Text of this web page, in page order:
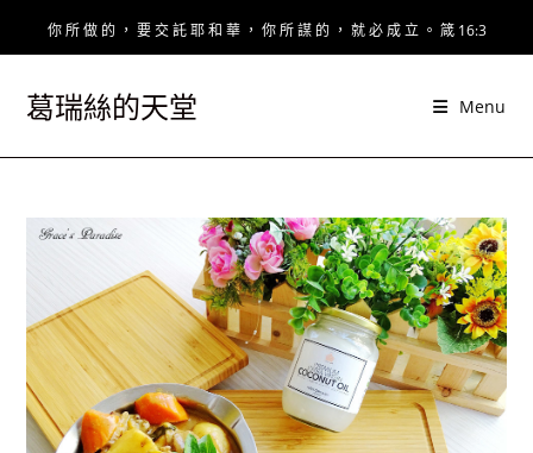
你 所 做 的 ， 要 交 託 耶 和 華 ， 你 所 謀 的 ， 就 必 成 立 。 箴 16:3
葛瑞絲的天堂 Menu